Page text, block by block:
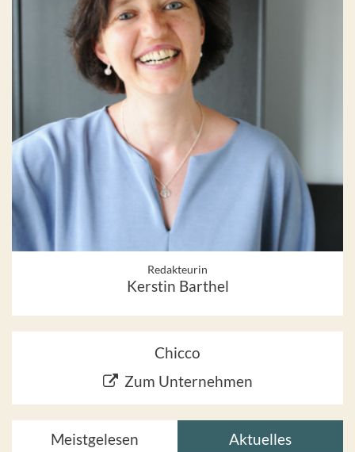
Redakteurin
Kerstin Barthel
Chicco
Zum Unternehmen
Meistgelesen Aktuelles